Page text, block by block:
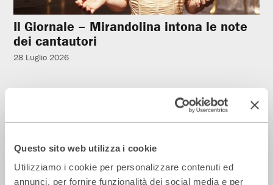
Questo sito web utilizza i cookie
Utilizziamo i cookie per personalizzare contenuti ed
annunci, per fornire funzionalità dei social media e per
Il Giornale – Mirandolina intona le note
dei cantautori
28 Luglio 2026